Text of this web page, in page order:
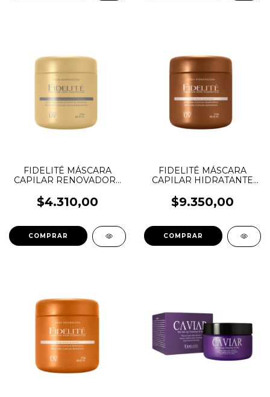
FIDELITÉ MÁSCARA
CAPILAR RENOVADORA
$4.310,00
COMPRAR
FIDELITÉ MÁSCARA
CAPILAR HIDRATANTE
$9.350,00
COMPRAR